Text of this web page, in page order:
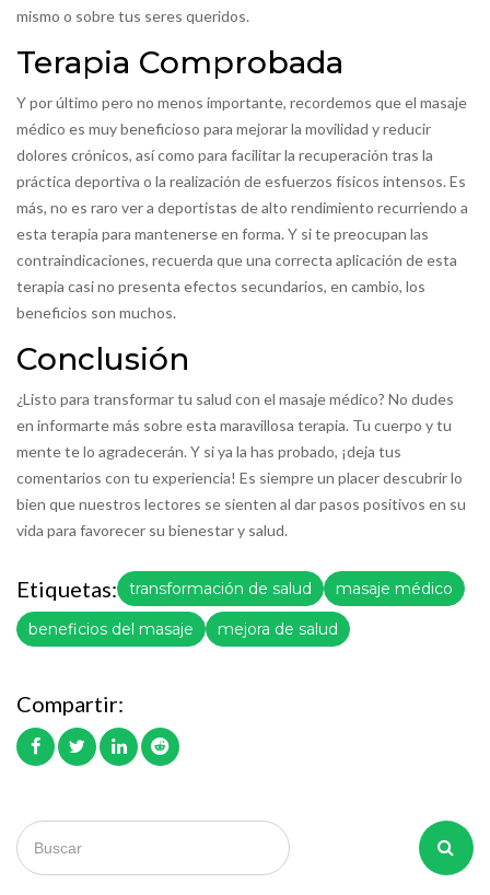
mismo o sobre tus seres queridos.
Terapia Comprobada
Y por último pero no menos importante, recordemos que el masaje
médico es muy beneficioso para mejorar la movilidad y reducir
dolores crónicos, así como para facilitar la recuperación tras la
práctica deportiva o la realización de esfuerzos físicos intensos. Es
más, no es raro ver a deportistas de alto rendimiento recurriendo a
esta terapia para mantenerse en forma. Y si te preocupan las
contraindicaciones, recuerda que una correcta aplicación de esta
terapia casi no presenta efectos secundarios, en cambio, los
beneficios son muchos.
Conclusión
¿Listo para transformar tu salud con el masaje médico? No dudes
en informarte más sobre esta maravillosa terapia. Tu cuerpo y tu
mente te lo agradecerán. Y si ya la has probado, ¡deja tus
comentarios con tu experiencia! Es siempre un placer descubrir lo
bien que nuestros lectores se sienten al dar pasos positivos en su
vida para favorecer su bienestar y salud.
Etiquetas: transformación de salud masaje médico
beneficios del masaje mejora de salud
Compartir: